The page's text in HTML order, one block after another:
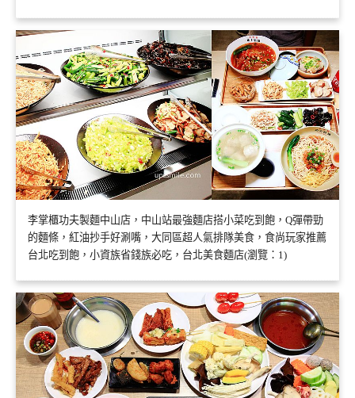
李掌櫃功夫製麵中山店，中山站最強麵店搭小菜吃到飽，Q彈帶勁
的麵條，紅油抄手好涮嘴，大同區超人氣排隊美食，食尚玩家推薦
台北吃到飽，小資族省錢族必吃，台北美食麵店(瀏覽：1)